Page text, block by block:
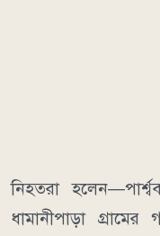
নিহতরা
ধামানীপাড়া